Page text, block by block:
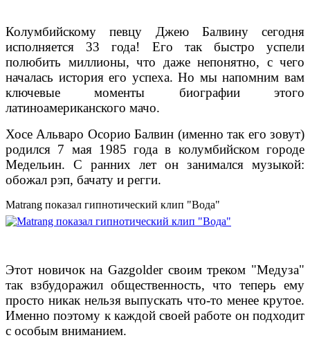
Колумбийскому певцу Джею Балвину сегодня
исполняется 33 года! Его так быстро успели
полюбить миллионы, что даже непонятно, с чего
началась история его успеха. Но мы напомним вам
ключевые моменты биографии этого
латиноамериканского мачо.
Хосе Альваро Осорио Балвин (именно так его зовут)
родился 7 мая 1985 года в колумбийском городе
Медельин. С ранних лет он занимался музыкой:
обожал рэп, бачату и регги.
Matrang показал гипнотический клип "Вода"
Этот новичок на Gazgolder своим треком "Медуза"
так взбудоражил общественность, что теперь ему
просто никак нельзя выпускать что-то менее крутое.
Именно поэтому к каждой своей работе он подходит
с особым вниманием.